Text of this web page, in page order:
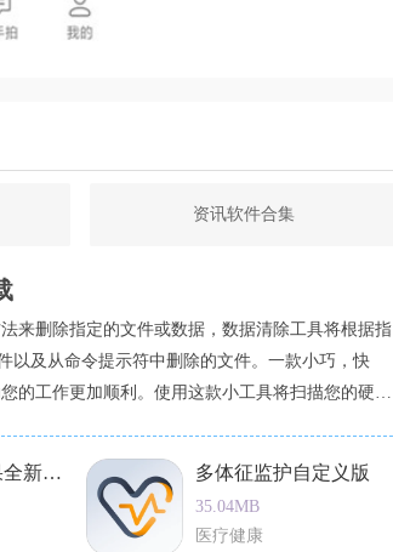
分兑换机制，进一步激励了志愿者积极参
件。
资讯软件合集
来删除指定的文件或数据，数据清除工具将根据指
以及从命令提示符中删除的文件。一款小巧，快
的工作更加顺利。使用这款小工具将扫描您的硬盘
中删除文件并不意味着它永远丢失。软件在删除文
大师兄视频苹果全新版本 多体征监护自定义版
35.04MB
医疗健康